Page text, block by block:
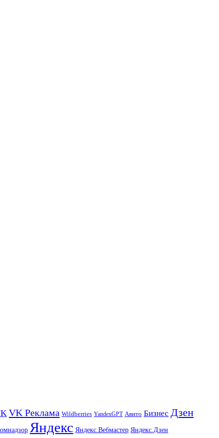
VK Реклама Wildberries YandexGPT Авито Бизнес Дзен
Яндекс Яндекс.Вебмастер Яндекс.Дзен